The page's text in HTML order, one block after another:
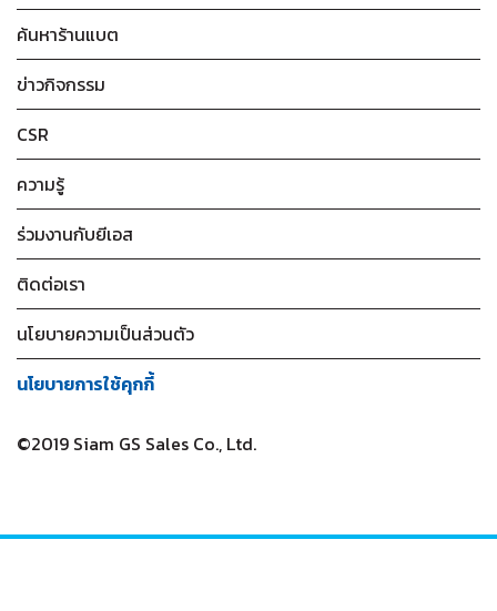
ค้นหาร้านแบต
ข่าวกิจกรรม
CSR
ความรู้
ร่วมงานกับยีเอส
ติดต่อเรา
นโยบายความเป็นส่วนตัว
นโยบายการใช้คุกกี้
©2019 Siam GS Sales Co., Ltd.